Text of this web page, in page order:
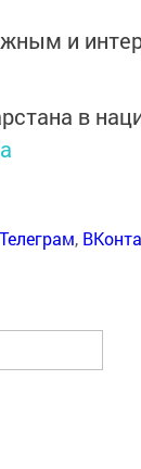
и
в
Телеграм,